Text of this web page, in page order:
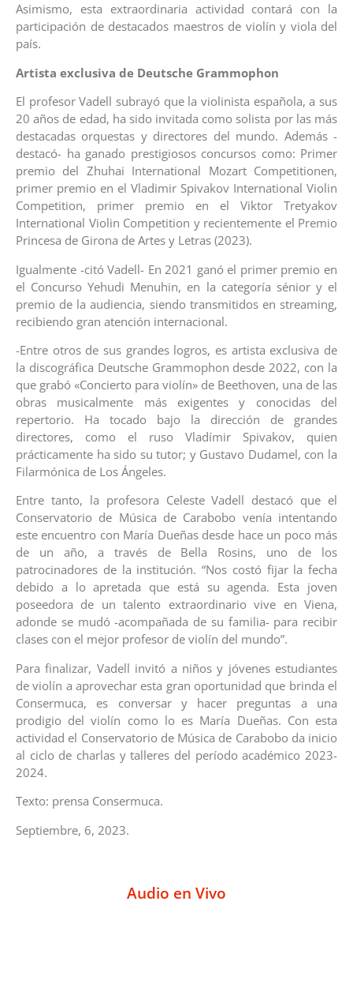
Asimismo, esta extraordinaria actividad contará con la
participación de destacados maestros de violín y viola del
país.
Artista exclusiva de Deutsche Grammophon
El profesor Vadell subrayó que la violinista española, a sus
20 años de edad, ha sido invitada como solista por las más
destacadas orquestas y directores del mundo. Además -
destacó- ha ganado prestigiosos concursos como: Primer
premio del Zhuhai International Mozart Competitionen,
primer premio en el Vladimir Spivakov International Violin
Competition, primer premio en el Viktor Tretyakov
International Violin Competition y recientemente el Premio
Princesa de Girona de Artes y Letras (2023).
Igualmente -citó Vadell- En 2021 ganó el primer premio en
el Concurso Yehudi Menuhin, en la categoría sénior y el
premio de la audiencia, siendo transmitidos en streaming,
recibiendo gran atención internacional.
-Entre otros de sus grandes logros, es artista exclusiva de
la discográfica Deutsche Grammophon desde 2022, con la
que grabó «Concierto para violín» de Beethoven, una de las
obras musicalmente más exigentes y conocidas del
repertorio. Ha tocado bajo la dirección de grandes
directores, como el ruso Vladímir Spivakov, quien
prácticamente ha sido su tutor; y Gustavo Dudamel, con la
Filarmónica de Los Ángeles.
Entre tanto, la profesora Celeste Vadell destacó que el
Conservatorio de Música de Carabobo venía intentando
este encuentro con María Dueñas desde hace un poco más
de un año, a través de Bella Rosins, uno de los
patrocinadores de la institución. “Nos costó fijar la fecha
debido a lo apretada que está su agenda. Esta joven
poseedora de un talento extraordinario vive en Viena,
adonde se mudó -acompañada de su familia- para recibir
clases con el mejor profesor de violín del mundo”.
Para finalizar, Vadell invitó a niños y jóvenes estudiantes
de violín a aprovechar esta gran oportunidad que brinda el
Consermuca, es conversar y hacer preguntas a una
prodigio del violín como lo es María Dueñas. Con esta
actividad el Conservatorio de Música de Carabobo da inicio
al ciclo de charlas y talleres del período académico 2023-
2024.
Texto: prensa Consermuca.
Septiembre, 6, 2023.
Audio en Vivo